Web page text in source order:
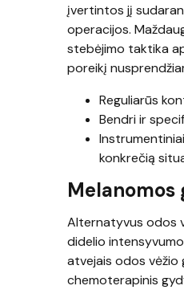
įvertintos jį
operacijos.
stebėjimo taktika
poreikį
Reguliarūs
Bendri ir
konkrečią
Melanomos
Alternatyvus odos
didelio
atvejais odos vėžio
chemoterapinis